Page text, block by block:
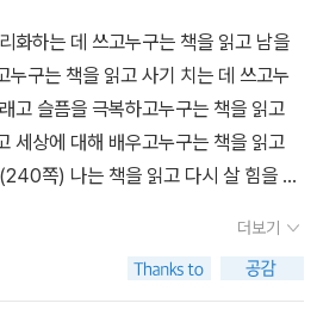
점이나 아쉬운 점도 표현하고……. 충
시작해보세요. 모든 것은 다 때가 있는
에 대한 감상문을 생활문 형식으로
는 형식으로 글을 쓴 적은 없다. 내가 그
독서 모임에 참여하기 위해 한 달에 대
끌려 다닌다는 생각도 들고, 책을 읽는
시기를 지나, 이제는 무엇 때문에 책을
방황하던 무렵이다. 음... 솔직하게 책에
화하는 데 쓰고누구는 책을 읽고 남을
누구는 책을 읽고 사기 치는 데 쓰고누
고 슬픔을 극복하고누구는 책을 읽고
세상에 대해 배우고누구는 책을 읽고
쪽) 나는 책을 읽고 다시 살 힘을 얻
책을 읽고 난 후 나의 결론이다. 나는
이를 정도로 독서를 하지 못했다. 그러
대해 애틋한 마음이 생기는 것을 느낀
더보기